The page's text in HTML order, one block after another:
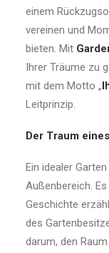
einem
vereinen und
bieten. Mit
Ihrer Träume zu
mit dem Motto „
Leitprinzip.
Der Traum
Ein idealer
Außenbereich.
Geschichte
des
darum, den